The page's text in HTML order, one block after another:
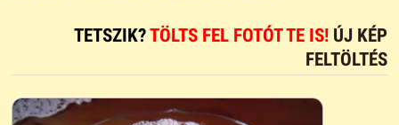
TETSZIK?TÖLTS FEL FOTÓT TE IS! ÚJ KÉP
FELTÖLTÉS